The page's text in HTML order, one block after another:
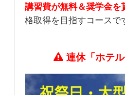
講習費が無料＆奨学金を
格取得を目指すコースで
連休「ホテ